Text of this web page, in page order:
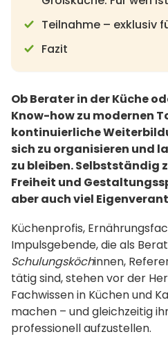
Teilnahme – exklusiv
Fazit
Ob Berater in der Küche
Know-how zu modernen
kontinuierliche
sich zu organisieren und
zu bleiben. Selbstständig
Freiheit und
aber auch viel
Küchenprofis,
Impulsgebende, die als
Schulungsköchinnen,
tätig sind, stehen vor der
Fachwissen in Küchen und
machen – und gleichzeitig
professionell aufzustellen.